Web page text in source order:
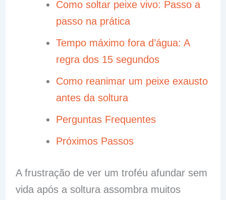
Como soltar peixe vivo: Passo a
passo na prática
Tempo máximo fora d’água: A
regra dos 15 segundos
Como reanimar um peixe exausto
antes da soltura
Perguntas Frequentes
Próximos Passos
A frustração de ver um troféu afundar sem
vida após a soltura assombra muitos